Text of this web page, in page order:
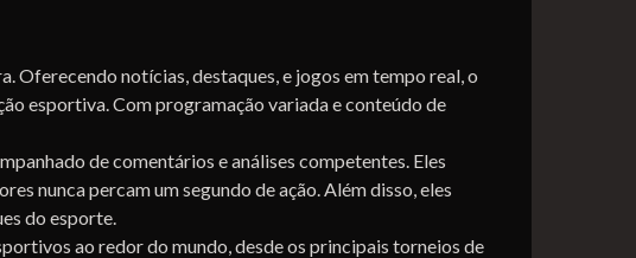
notícias, destaques, e jogos em tempo real, o
esportiva. Com programação variada e conteúdo de
de comentários e análises competentes. Eles
nunca percam um segundo de ação. Além disso, eles
do esporte.
ao redor do mundo, desde os principais torneios de